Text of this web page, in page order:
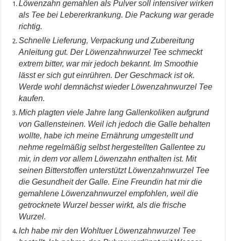
Löwenzahn gemahlen als Pulver soll intensiver wirken
als Tee bei Lebererkrankung. Die Packung war gerade
richtig.
Schnelle Lieferung, Verpackung und Zubereitung
Anleitung gut. Der Löwenzahnwurzel Tee schmeckt
extrem bitter, war mir jedoch bekannt. Im Smoothie
lässt er sich gut einrühren. Der Geschmack ist ok.
Werde wohl demnächst wieder Löwenzahnwurzel Tee
kaufen.
Mich plagten viele Jahre lang Gallenkoliken aufgrund
von Gallensteinen. Weil ich jedoch die Galle behalten
wollte, habe ich meine Ernährung umgestellt und
nehme regelmäßig selbst hergestellten Gallentee zu
mir, in dem vor allem Löwenzahn enthalten ist. Mit
seinen Bitterstoffen unterstützt Löwenzahnwurzel Tee
die Gesundheit der Galle. Eine Freundin hat mir die
gemahlene Löwenzahnwurzel empfohlen, weil die
getrocknete Wurzel besser wirkt, als die frische
Wurzel.
Ich habe mir den Wohltuer Löwenzahnwurzel Tee